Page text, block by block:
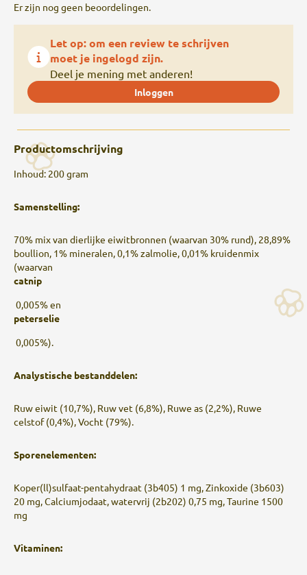
Er zijn nog geen beoordelingen.
Let op: om een review te schrijven
moet je ingelogd zijn.
Deel je mening met anderen!
Inloggen
Productomschrijving
Inhoud: 200 gram
Samenstelling:
70% mix van dierlijke eiwitbronnen (waarvan 30% rund), 28,89%
boullion, 1% mineralen, 0,1% zalmolie, 0,01% kruidenmix
(waarvan
catnip
0,005% en
peterselie
0,005%).
Analystische bestanddelen:
Ruw eiwit (10,7%), Ruw vet (6,8%), Ruwe as (2,2%), Ruwe
celstof (0,4%), Vocht (79%).
Sporenelementen:
Koper(ll)sulfaat-pentahydraat (3b405) 1 mg, Zinkoxide (3b603)
20 mg, Calciumjodaat, watervrij (2b202) 0,75 mg, Taurine 1500
mg
Vitaminen: